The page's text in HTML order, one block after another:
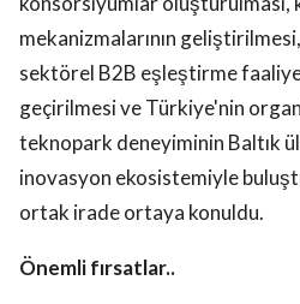
mekanizmalarının
sektörel B2B eşleştirme
geçirilmesi ve Türkiye'nin
teknopark deneyiminin Baltık
inovasyon ekosistemiyle
ortak irade ortaya konuldu.
Önemli fırsatlar..